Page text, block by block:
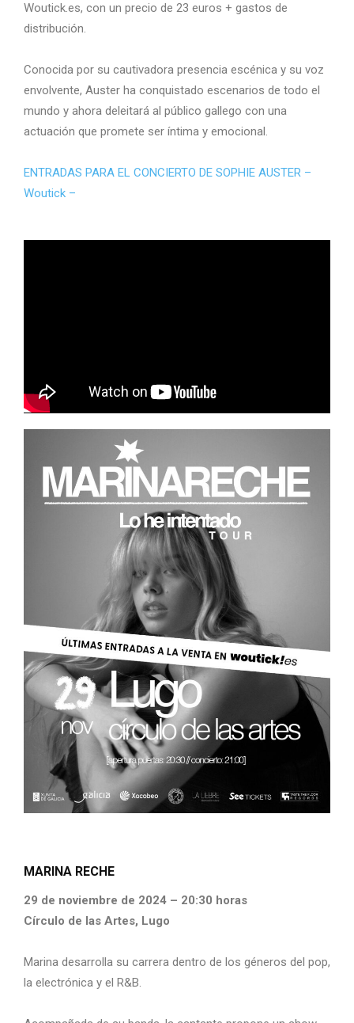
Woutick.es, con un precio de 23 euros + gastos de
distribución.
Conocida por su cautivadora presencia escénica y su voz
envolvente, Auster ha conquistado escenarios de todo el
mundo y ahora deleitará al público gallego con una
actuación que promete ser íntima y emocional.
ENTRADAS PARA EL CONCIERTO DE SOPHIE AUSTER –
Woutick –
MARINA RECHE
29 de noviembre de 2024 – 20:30 horas
Círculo de las Artes, Lugo
Marina desarrolla su carrera dentro de los géneros del pop,
la electrónica y el R&B.